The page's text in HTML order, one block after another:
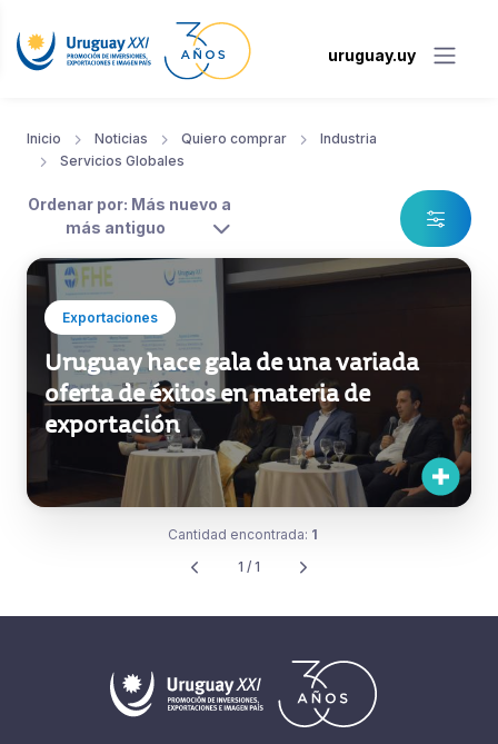
uruguay.uy
Inicio Noticias Quiero comprar
Industria
Servicios Globales
Ordenar por: Más nuevo a
más antiguo
Exportaciones
Uruguay hace gala de una variada
oferta de éxitos en materia de
exportación
Cantidad encontrada: 1
1 / 1